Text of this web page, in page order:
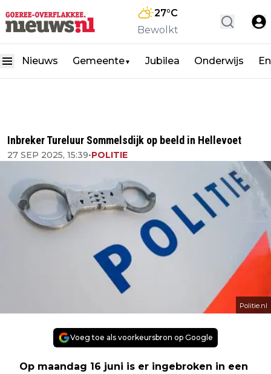
27°C
Bewolkt
Nieuws Gemeente▼ Jubilea Onderwijs
Inbreker Tureluur Sommelsdijk op beeld in Hellevoet
27 SEP 2025, 15:39•POLITIE
Politie.nl
Voeg toe als voorkeursbron op Google
Op maandag 16 juni is er ingebroken in een